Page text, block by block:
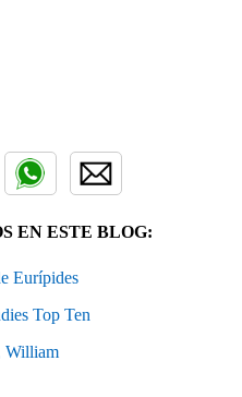
EN ESTE BLOG:
Eurípides
Top Ten